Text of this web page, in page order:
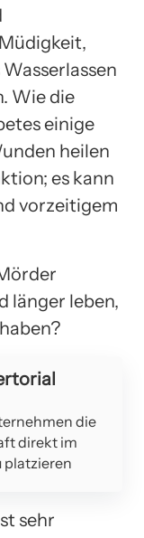
Wie die
einige
heilen
es kann
vorzeitigem
länger leben,
die
direkt im
platzieren
sehr